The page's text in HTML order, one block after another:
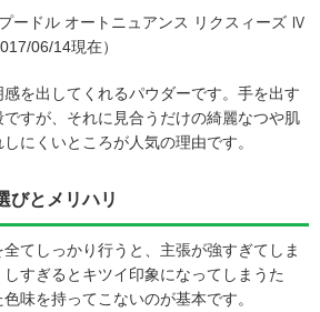
ードル オートニュアンス リクスィーズ Ⅳ
06/14現在）
を出してくれるパウダーです。手を出す
すが、それに見合うだけの綺麗なつや肌
にくいところが人気の理由です。
びとメリハリ
てしっかり行うと、主張が強すぎてしま
すぎるとキツイ印象になってしまうた
味を持ってこないのが基本です。